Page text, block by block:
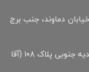
دماوند، جنب برج
: خیابان جی خیابان مهدیه جنوبی پلاک ۱۰۸ (آقا